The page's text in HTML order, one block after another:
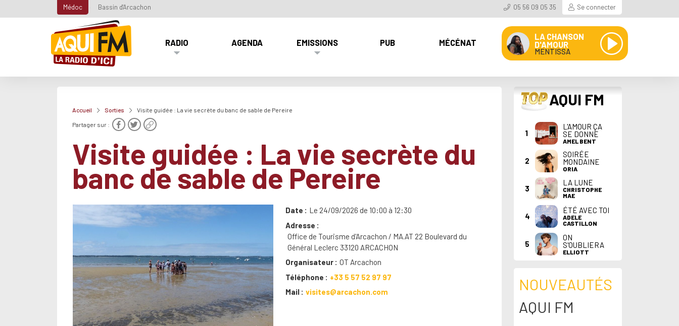
Médoc Bassin d'Arcachon 05 56 09 05 35 Se connecter
RADIO AGENDA EMISSIONS PUB MÉCÉNAT
LA CHANSON
D'AMOUR
MENTISSA
Accueil Sorties Visite guidée : La vie secrète du banc de sable de Pereire
Partager sur :
Visite guidée : La vie secrète du
banc de sable de Pereire
Date
Le 24/09/2026 de 10:00 à 12:30
Adresse
Office de Tourisme d'Arcachon / MA.AT 22 Boulevard du
Général Leclerc 33120 ARCACHON
Organisateur
OT Arcachon
Téléphone
+33 5 57 52 97 97
Mail
visites@arcachon.com
TOP AQUI FM
1
L'AMOUR ÇA
SE DONNE
AMEL BENT
2
SOIRÉE
MONDAINE
ORIA
3
LA LUNE
CHRISTOPHE
MAE
4
ÉTÉ AVEC TOI
ADELE
CASTILLON
5
ON
S'OUBLIERA
ELLIOTT
NOUVEAUTÉS
AQUI FM